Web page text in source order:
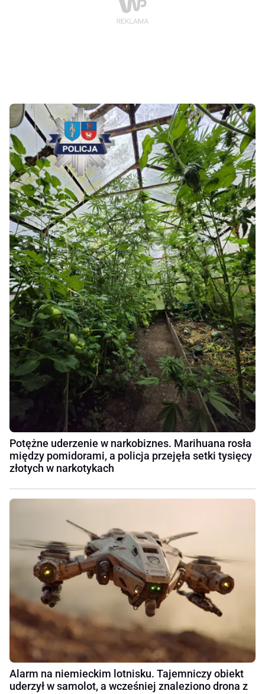
Potężne uderzenie w narkobiznes. Marihuana rosła
między pomidorami, a policja przejęła setki tysięcy
złotych w narkotykach
Alarm na niemieckim lotnisku. Tajemniczy obiekt
uderzył w samolot, a wcześniej znaleziono drona z